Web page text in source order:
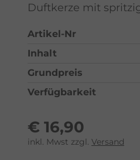
Duftkerze mit
Artikel-Nr
Inhalt
Grundpreis
Verfügbarkeit
€ 16,90
inkl. Mwst zzgl. Versand